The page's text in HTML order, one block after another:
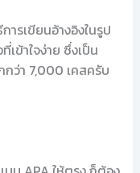
ารเขียนอ้างอิงในรูป
เข้าใจง่าย ซึ่งเป็น
กว่า 7,000 เคสครับ